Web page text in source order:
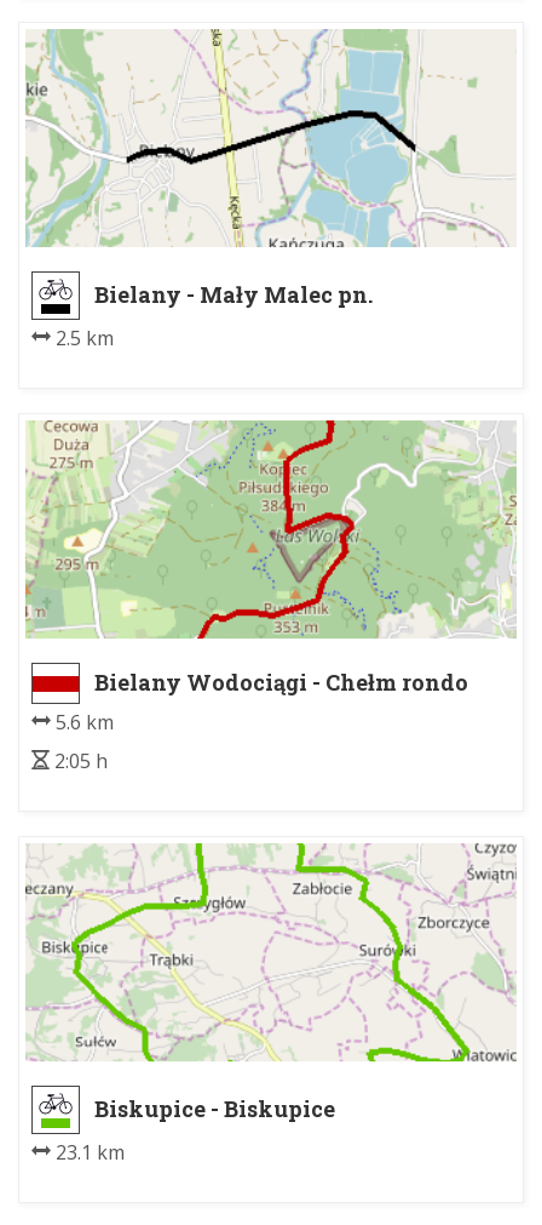
Bielany - Mały Malec pn.
2.5 km
Bielany Wodociągi - Chełm rondo
5.6 km
2:05 h
Biskupice - Biskupice
23.1 km